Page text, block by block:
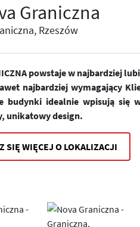
Graniczna
Rzeszów
powstaje w najbardziej
najbardziej wymagający
budynki idealnie wpisują się
unikatowy design.
SIĘ WIĘCEJ O LOKALIZACJI